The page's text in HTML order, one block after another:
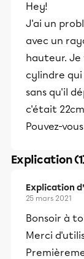
Hey!
J'ai un
avec un
hauteur.
cylindre
sans qu'il
c'était
Pouvez-
Explication
Explication
25 mars 2021
Bonsoir à
Merci